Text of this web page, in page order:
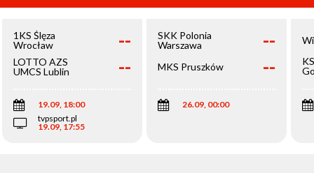
1KS Ślęza
Wrocław
--
LOTTO AZS
UMCS Lublin
--
19.09, 18:00
tvpsport.pl
19.09, 17:55
SKK Polonia
Warszawa
--
MKS Pruszków --
26.09, 00:00